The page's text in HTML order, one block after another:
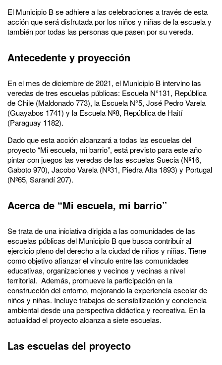
El Municipio B se adhiere a las celebraciones a través de esta
acción que será disfrutada por los niños y niñas de la escuela y
también por todas las personas que pasen por su vereda.
Antecedente y proyección
En el mes de diciembre de 2021, el Municipio B intervino las
veredas de tres escuelas públicas: Escuela N°131, República
de Chile (Maldonado 773), la Escuela N°5, José Pedro Varela
(Guayabos 1741) y la Escuela Nº8, República de Haití
(Paraguay 1182).
Dado que esta acción alcanzará a todas las escuelas del
proyecto “Mi escuela, mi barrio”, está previsto para este año
pintar con juegos las veredas de las escuelas Suecia (Nº16,
Gaboto 970), Jacobo Varela (Nº31, Piedra Alta 1893) y Portugal
(Nº65, Sarandí 207).
Acerca de “Mi escuela, mi barrio”
Se trata de una iniciativa dirigida a las comunidades de las
escuelas públicas del Municipio B que busca contribuir al
ejercicio pleno del derecho a la ciudad de niños y niñas. Tiene
como objetivo afianzar el vínculo entre las comunidades
educativas, organizaciones y vecinos y vecinas a nivel
territorial. Además, promueve la participación en la
construcción del entorno, mejorando la experiencia escolar de
niños y niñas. Incluye trabajos de sensibilización y conciencia
ambiental desde una perspectiva didáctica y recreativa. En la
actualidad el proyecto alcanza a siete escuelas.
Las escuelas del proyecto